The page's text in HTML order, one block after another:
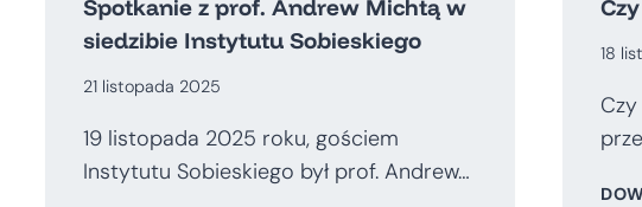
Spotkanie z prof. Andrew Michtą w
siedzibie Instytutu Sobieskiego
21 listopada 2025
19 listopada 2025 roku, gościem
Instytutu Sobieskiego był prof. Andrew…
18